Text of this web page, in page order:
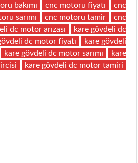
bakımı cnc motoru fiyatı
cnc
sarımı cnc motoru tamir
cnc
dc motor arızası
kare gövdeli dc
dc motor fiyatı
kare gövdeli
kare gövdeli dc motor sarımı
kare
kare gövdeli dc motor tamiri